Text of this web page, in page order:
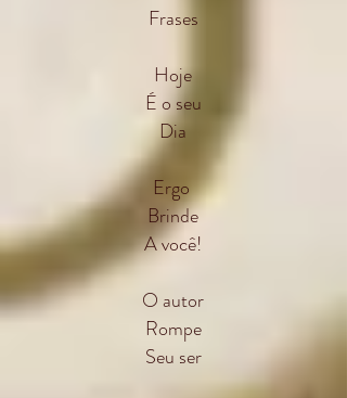
Frases
Hoje
É o seu
Dia
Ergo
Brinde
A você!
O autor
Rompe
Seu ser